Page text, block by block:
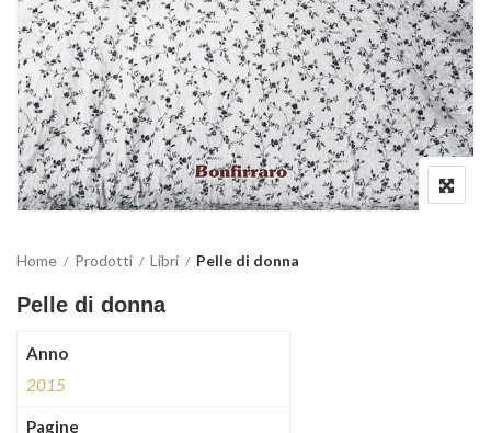
Home Prodotti Libri Pelle di donna
Pelle di donna
Anno
2015
Pagine